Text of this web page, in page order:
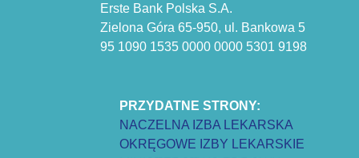
Erste Bank Polska S.A.
Zielona Góra 65-950, ul. Bankowa 5
95 1090 1535 0000 0000 5301 9198
PRZYDATNE STRONY:
NACZELNA IZBA LEKARSKA
OKRĘGOWE IZBY LEKARSKIE